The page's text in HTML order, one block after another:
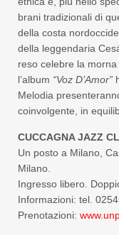
brani tradizionali di
della costa
della leggendaria
reso celebre la
l’album “Voz D’Amor”
Melodia
coinvolgente, in
CUCCAGNA JAZZ
Un posto a Milano,
Milano.
Ingresso libero.
Informazioni: tel.
Prenotazioni: